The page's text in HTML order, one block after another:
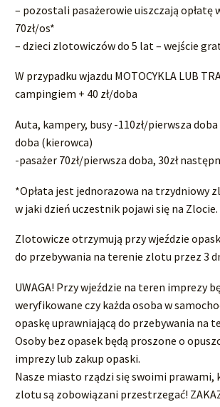
– pozostali pasażerowie uiszczają opłatę
70zł/os*
– dzieci zlotowiczów do 5 lat – wejście
W przypadku wjazdu MOTOCYKLA LUB
campingiem + 40 zł/doba
Auta, kampery, busy -110zł/pierwsza doba
doba (kierowca)
-pasażer 70zł/pierwsza doba, 30zł
*Opłata jest jednorazowa na trzydniowy
w jaki dzień uczestnik pojawi się na Zlocie.
Zlotowicze otrzymują przy wjeździe
do przebywania na terenie zlotu przez 3
UWAGA! Przy wjeździe na teren imprezy
weryfikowane czy każda osoba w
opaskę uprawniającą do przebywania na
Osoby bez opasek będą proszone o
imprezy lub zakup opaski.
Nasze miasto rządzi się swoimi prawami,
zlotu są zobowiązani przestrzegać!